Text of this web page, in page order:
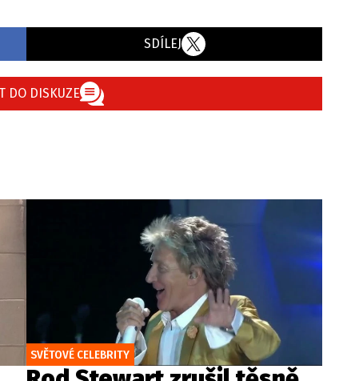
SDÍLEJ
DO DISKUZE
SVĚTOVÉ CELEBRITY